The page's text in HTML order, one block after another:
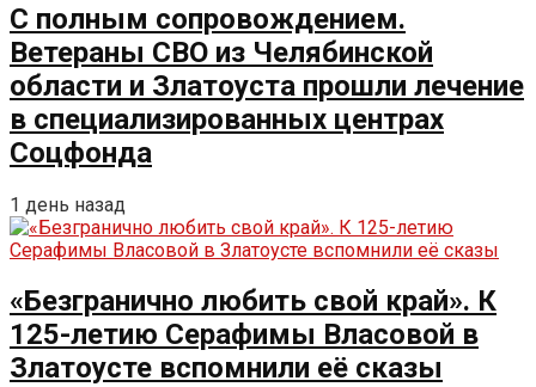
С полным сопровождением.
Ветераны СВО из Челябинской
области и Златоуста прошли лечение
в специализированных центрах
Соцфонда
1 день назад
«Безгранично любить свой край». К
125-летию Серафимы Власовой в
Златоусте вспомнили её сказы